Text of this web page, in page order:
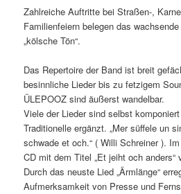
Zahlreiche Auftritte bei Straßen-,
Familienfeiern belegen das
„kölsche Tön“.
Das Repertoire der Band ist breit
besinnliche Lieder bis zu fetzigem
ÜLEPOOZ sind äußerst wandelbar.
Viele der Lieder sind selbst
Traditionelle ergänzt. „Mer süffele un
schwade et och.“ ( Willi Schreiner ).
CD mit dem Titel „Et jeiht och anders“
Durch das neuste Lied „Ärmlänge“
Aufmerksamkeit von Presse und